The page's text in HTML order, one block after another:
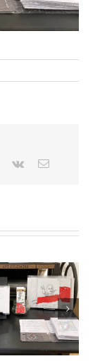
Pinterest
Vk Email
Artiste invité